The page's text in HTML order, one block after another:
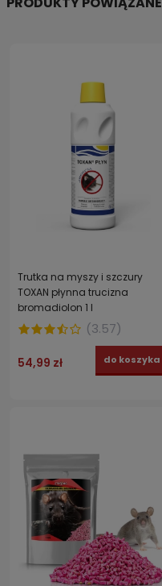
Trutka na myszy i szczury
TOXAN płynna trucizna
bromadiolon 1 l
(3.57)
54,99 zł do koszyka